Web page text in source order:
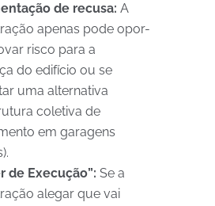
de recusa: A
apenas pode opor-
risco para a
do edifício ou se
uma alternativa
coletiva de
em garagens
de Execução”: Se a
alegar que vai